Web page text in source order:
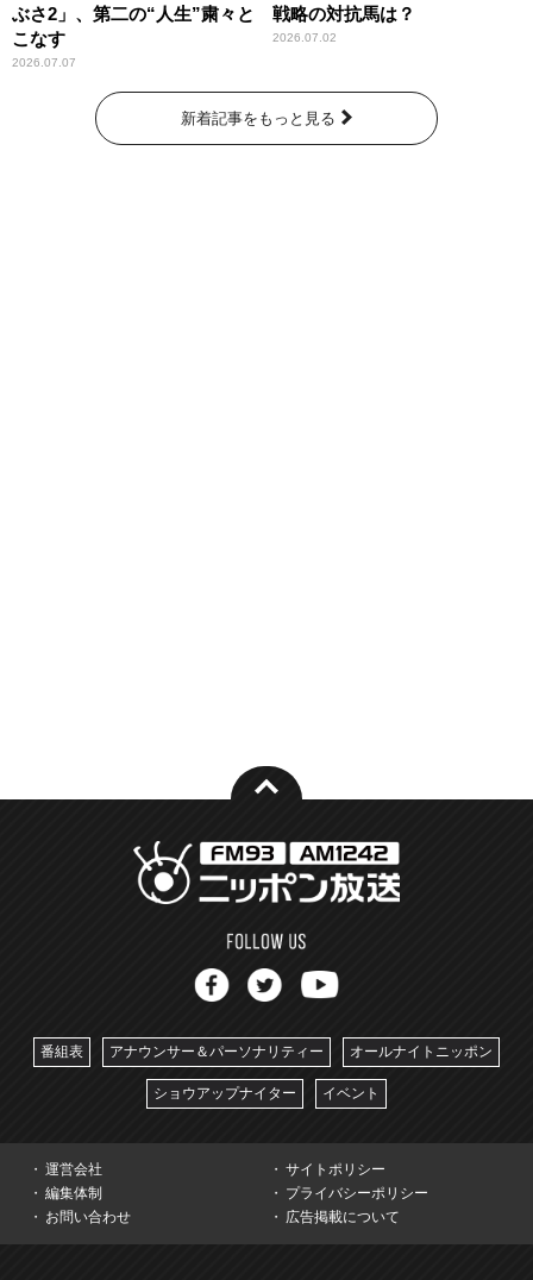
ぶさ2」、第二の“人生”粛々と
こなす
2026.07.07
戦略の対抗馬は？
2026.07.02
新着記事をもっと見る
番組表 アナウンサー＆パーソナリティー オールナイトニッポン
ショウアップナイター イベント
運営会社
サイトポリシー
編集体制
プライバシーポリシー
お問い合わせ
広告掲載について